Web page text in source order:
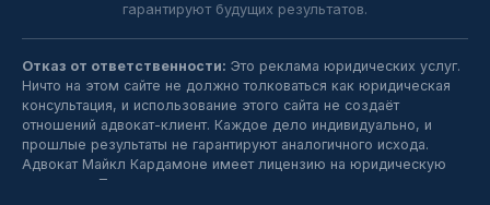
гарантируют будущих результатов.
Отказ от ответственности: Это реклама юридических услуг.
Ничто на этом сайте не должно толковаться как юридическая
консультация, и использование этого сайта не создаёт
отношений адвокат-клиент. Каждое дело индивидуально, и
прошлые результаты не гарантируют аналогичного исхода.
Адвокат Майкл Кардамоне имеет лицензию на юридическую
практику в Пенсильвании.